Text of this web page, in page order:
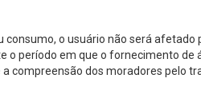
o usuário não será
período em que o fornecimento
compreensão dos moradores pelo